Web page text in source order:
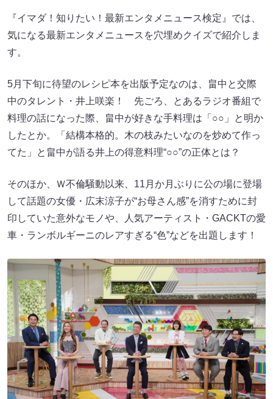
『イマダ！知りたい！最新エンタメニュース検定』では、
気になる最新エンタメニュースを穴埋めクイズで紹介しま
す。
5月下旬に待望のレシピ本を出版予定なのは、畠中と交際
中のタレント・井上咲楽！ 先ごろ、とあるラジオ番組で
料理の話になった際、畠中が好きな手料理は「○○」と明か
したとか。「結構本格的。木の枝みたいなのを炒めて作っ
てた」と畠中が語る井上の得意料理“○○”の正体とは？
そのほか、Ｗ不倫騒動以来、11月か月ぶりに公の場に登場
して話題の女優・広末涼子が“お母さん感”を消すために封
印していた意外なモノや、人気アーティスト・GACKTの愛
車・ランボルギーニのレアすぎる“色”などを出題します！